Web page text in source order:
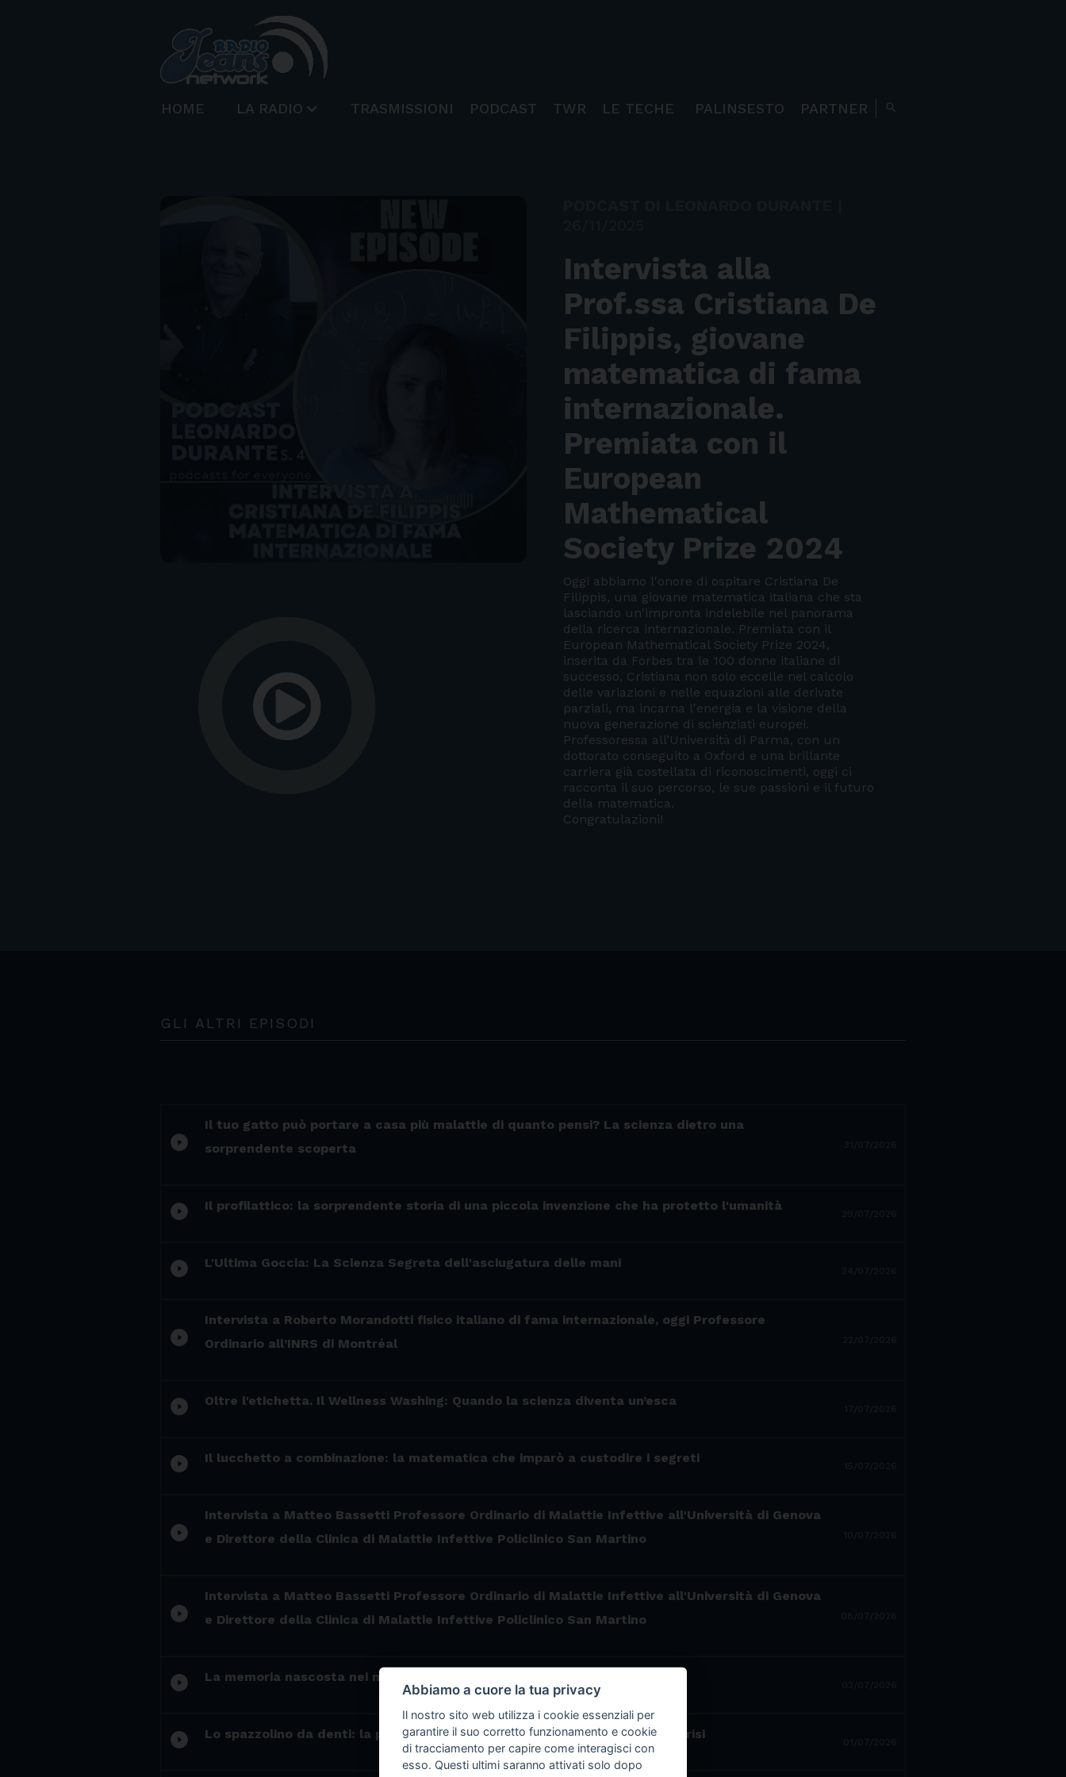
HOME LA RADIO TRASMISSIONI PODCAST TWR LE TECHE PALINSESTO PARTNER search
Intervista alla
Prof.ssa Cristiana De
Filippis, giovane
matematica di fama
internazionale.
Premiata con il
European
Mathematical
Society Prize 2024
Oggi abbiamo l'onore di ospitare Cristiana De
Filippis, una giovane matematica italiana che sta
lasciando un'impronta indelebile nel panorama
della ricerca internazionale. Premiata con il
European Mathematical Society Prize 2024,
inserita da Forbes tra le 100 donne italiane di
successo, Cristiana non solo eccelle nel calcolo
delle variazioni e nelle equazioni alle derivate
parziali, ma incarna l'energia e la visione della
nuova generazione di scienziati europei.
Professoressa all’Università di Parma, con un
dottorato conseguito a Oxford e una brillante
carriera già costellata di riconoscimenti, oggi ci
racconta il suo percorso, le sue passioni e il futuro
della matematica.
Congratulazioni!
GLI ALTRI EPISODI
play_circle_filled
Il tuo gatto può portare a casa più malattie di quanto pensi? La scienza dietro una
sorprendente scoperta
play_circle_filled Il profilattico: la sorprendente storia di una piccola invenzione che ha protetto l'umanità
play_circle_filled L'Ultima Goccia: La Scienza Segreta dell'asciugatura delle mani
play_circle_filled
Intervista a Roberto Morandotti fisico italiano di fama internazionale, oggi Professore
Ordinario all’INRS di Montréal
play_circle_filled Oltre l'etichetta. Il Wellness Washing: Quando la scienza diventa un’esca
play_circle_filled Il lucchetto a combinazione: la matematica che imparò a custodire i segreti
play_circle_filled
Intervista a Matteo Bassetti Professore Ordinario di Malattie Infettive all'Università di Genova
e Direttore della Clinica di Malattie Infettive Policlinico San Martino
play_circle_filled
Intervista a Matteo Bassetti Professore Ordinario di Malattie Infettive all'Università di Genova
e Direttore della Clinica di Malattie Infettive Policlinico San Martino
play_circle_filled La memoria nascosta nei muscoli: il segreto del corpo che ricorda
play_circle_filled Lo spazzolino da denti: la piccola invenzione che ha salvato miliardi di sorrisi
Abbiamo a cuore la tua privacy
Il nostro sito web utilizza i cookie essenziali per
garantire il suo corretto funzionamento e cookie
di tracciamento per capire come interagisci con
esso. Questi ultimi saranno attivati solo dopo